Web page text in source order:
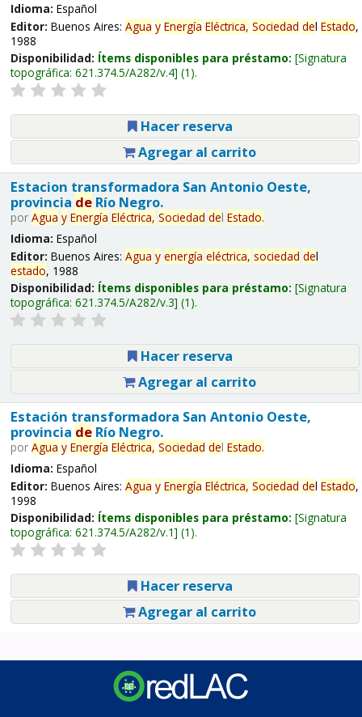
Idioma: Español
Editor: Buenos Aires: Agua y Energía Eléctrica, Sociedad del Estado,
1988
Disponibilidad: Ítems disponibles para préstamo: Signatura
topográfica: 621.374.5/A282/v.4 (1).
Hacer reserva
Agregar al carrito
Estacion transformadora San Antonio Oeste,
provincia deRío Negro.
por Agua y Energía Eléctrica, Sociedad del Estado.
Idioma: Español
Editor: Buenos Aires: Agua y energía eléctrica, sociedad del
estado, 1988
Disponibilidad: Ítems disponibles para préstamo: Signatura
topográfica: 621.374.5/A282/v.3 (1).
Hacer reserva
Agregar al carrito
Estación transformadora San Antonio Oeste,
provincia deRío Negro.
por Agua y Energía Eléctrica, Sociedad del Estado.
Idioma: Español
Editor: Buenos Aires: Agua y Energía Eléctrica, Sociedad del Estado,
1998
Disponibilidad: Ítems disponibles para préstamo: Signatura
topográfica: 621.374.5/A282/v.1 (1).
Hacer reserva
Agregar al carrito